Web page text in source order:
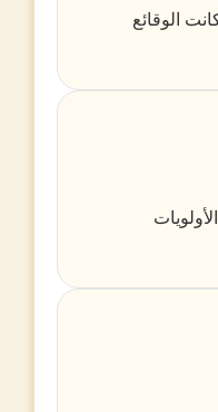
الوقائع